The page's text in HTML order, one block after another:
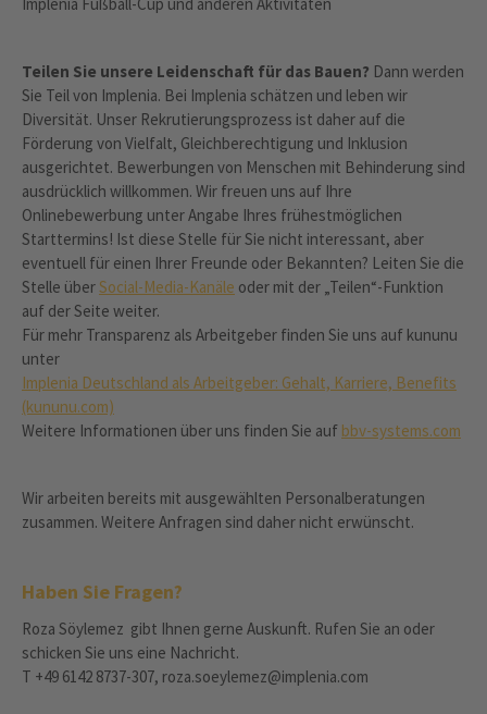
Teilen Sie unsere Leidenschaft für das Bauen? Dann werden
Sie Teil von Implenia. Bei Implenia schätzen und leben wir
Diversität. Unser Rekrutierungsprozess ist daher auf die
Förderung von Vielfalt, Gleichberechtigung und Inklusion
ausgerichtet. Bewerbungen von Menschen mit Behinderung sind
ausdrücklich willkommen. Wir freuen uns auf Ihre
Onlinebewerbung unter Angabe Ihres frühestmöglichen
Starttermins! Ist diese Stelle für Sie nicht interessant, aber
eventuell für einen Ihrer Freunde oder Bekannten? Leiten Sie die
Stelle überSocial-Media-Kanäle oder mit der „Teilen“-Funktion
auf der Seite weiter.
Für mehr Transparenz als Arbeitgeber finden Sie uns auf kununu
unter
Implenia Deutschland als Arbeitgeber: Gehalt, Karriere, Benefits
(kununu.com)
Weitere Informationen über uns finden Sie auf bbv-systems.com
Wir arbeiten bereits mit ausgewählten Personalberatungen
zusammen. Weitere Anfragen sind daher nicht erwünscht.
Haben Sie Fragen?
Roza Söylemez gibt Ihnen gerne Auskunft. Rufen Sie an oder
schicken Sie uns eine Nachricht.
T +49 6142 8737-307, roza.soeylemez@implenia.com